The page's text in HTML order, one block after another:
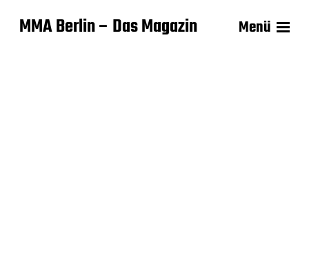
MMA Berlin – Das Magazin Menü